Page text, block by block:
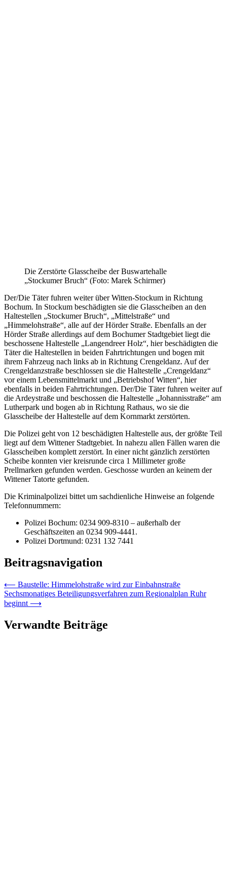
Die Zerstörte Glasscheibe der Buswartehalle
„Stockumer Bruch“ (Foto: Marek Schirmer)
Der/Die Täter fuhren weiter über Witten-Stockum in Richtung
Bochum. In Stockum beschädigten sie die Glasscheiben an den
Haltestellen „Stockumer Bruch“, „Mittelstraße“ und
„Himmelohstraße“, alle auf der Hörder Straße. Ebenfalls an der
Hörder Straße allerdings auf dem Bochumer Stadtgebiet liegt die
beschossene Haltestelle „Langendreer Holz“, hier beschädigten die
Täter die Haltestellen in beiden Fahrtrichtungen und bogen mit
ihrem Fahrzeug nach links ab in Richtung Crengeldanz. Auf der
Crengeldanzstraße beschlossen sie die Haltestelle „Crengeldanz“
vor einem Lebensmittelmarkt und „Betriebshof Witten“, hier
ebenfalls in beiden Fahrtrichtungen. Der/Die Täter fuhren weiter auf
die Ardeystraße und beschossen die Haltestelle „Johannisstraße“ am
Lutherpark und bogen ab in Richtung Rathaus, wo sie die
Glasscheibe der Haltestelle auf dem Kornmarkt zerstörten.
Die Polizei geht von 12 beschädigten Haltestelle aus, der größte Teil
liegt auf dem Wittener Stadtgebiet. In nahezu allen Fällen waren die
Glasscheiben komplett zerstört. In einer nicht gänzlich zerstörten
Scheibe konnten vier kreisrunde circa 1 Millimeter große
Prellmarken gefunden werden. Geschosse wurden an keinem der
Wittener Tatorte gefunden.
Die Kriminalpolizei bittet um sachdienliche Hinweise an folgende
Telefonnummern:
Polizei Bochum: 0234 909-8310 – außerhalb der
Geschäftszeiten an 0234 909-4441.
Polizei Dortmund: 0231 132 7441
Beitragsnavigation
⟵ Baustelle: Himmelohstraße wird zur Einbahnstraße
Sechsmonatiges Beteiligungsverfahren zum Regionalplan Ruhr
beginnt ⟶
Verwandte Beiträge